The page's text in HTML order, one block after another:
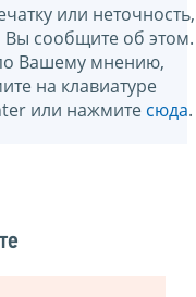
или неточность,
сообщите об этом.
Вашему мнению,
на клавиатуре
или нажмите сюда.